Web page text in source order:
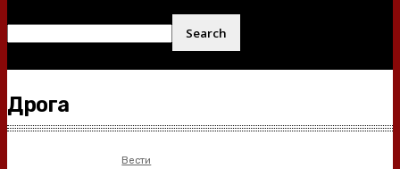
Дрога
Вести